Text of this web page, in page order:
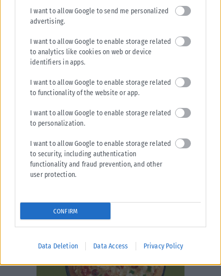
I want to allow Google to send me personalized
advertising.
I want to allow Google to enable storage related
to analytics like cookies on web or device
identifiers in apps.
I want to allow Google to enable storage related
to functionality of the website or app.
I want to allow Google to enable storage related
to personalization.
I want to allow Google to enable storage related
to security, including authentication
functionality and fraud prevention, and other
user protection.
CONFIRM
Data Deletion Data Access Privacy Policy